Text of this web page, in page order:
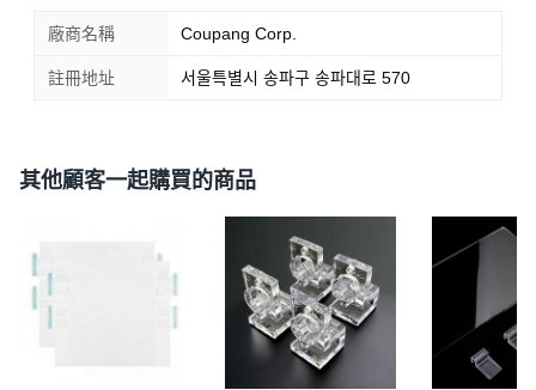
廠商名稱 Coupang Corp.
註冊地址 서울특별시 송파구 송파대로 570
其他顧客一起購買的商品